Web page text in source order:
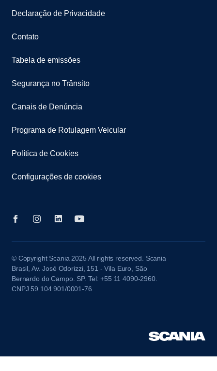
Declaração de Privacidade
Contato
Tabela de emissões
Segurança no Trânsito
Canais de Denúncia
Programa de Rotulagem Veicular
Política de Cookies
Configurações de cookies
© Copyright Scania 2025 All rights reserved. Scania
Brasil, Av. José Odorizzi, 151 - Vila Euro, São
Bernardo do Campo. SP. Tel: +55 11 4090-2960.
CNPJ 59.104.901/0001-76